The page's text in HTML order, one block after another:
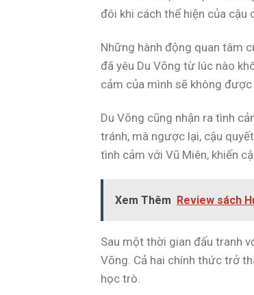
đôi khi cách thể hiện của cậu
Những hành động quan tâm
đã yêu Du Võng từ lúc nào
cảm của mình sẽ không
Du Võng cũng nhận ra tình
tránh, mà ngược lại, cậu
tình cảm với Vũ Miên, khiến
Xem Thêm Review sách
Sau một thời gian đấu tranh
Võng. Cả hai chính thức trở
học trò.